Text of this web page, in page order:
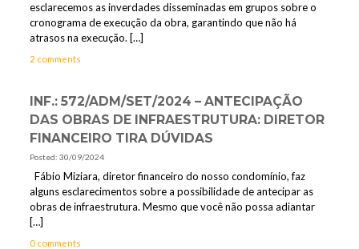
esclarecemos as inverdades disseminadas em grupos sobre o
cronograma de execução da obra, garantindo que não há
atrasos na execução. […]
2 comments
INF.: 572/ADM/SET/2024 – ANTECIPAÇÃO
DAS OBRAS DE INFRAESTRUTURA: DIRETOR
FINANCEIRO TIRA DÚVIDAS
Posted: 30/09/2024
Fábio Miziara, diretor financeiro do nosso condomínio, faz
alguns esclarecimentos sobre a possibilidade de antecipar as
obras de infraestrutura. Mesmo que você não possa adiantar
[…]
0 comments